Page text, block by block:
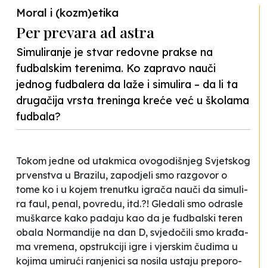
Moral i (kozm)etika
Per prevara ad astra
Simuliranje je stvar redovne prakse na
fudbalskim terenima. Ko zapravo nauči
jednog fudbalera da laže i simulira – da li ta
drugačija vrsta treninga kreće već u školama
fudbala?
To­kom je­dne od uta­kmi­ca ovo­go­diš­njeg Svjet­skog
prven­stva u Bra­zi­lu, za­po­dje­li smo raz­go­vor o
tome ko i u ko­jem tre­nut­ku igra­ča na­uči da si­mu­li­
ra fa­ul, pe­nal, po­vre­du, itd.?! Gle­da­li smo odra­sle
mu­škar­ce ka­ko pa­da­ju kao da je fu­dbal­ski te­ren
oba­la Nor­man­di­je na dan D, svje­do­či­li smo kra­đa­
ma vre­me­na, op­stru­kci­ji igre i vjer­skim ču­di­ma u
ko­ji­ma umi­ru­ći ra­nje­ni­ci sa no­si­la us­ta­ju pre­po­ro­